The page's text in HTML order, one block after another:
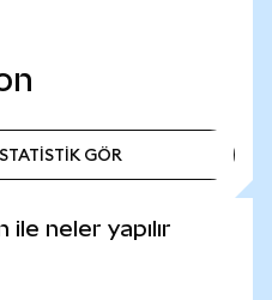
GÖR
neler yapılır